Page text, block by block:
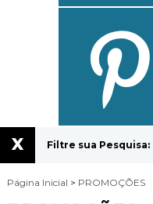
x Filtre sua Pesquisa:
Página Inicial > PROMOÇÕES